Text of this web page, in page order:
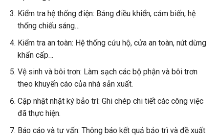
Kiểm tra hệ thống điện: Bảng điều khiển, cảm biến, hệ
thống chiếu sáng…
Kiểm tra an toàn: Hệ thống cứu hộ, cửa an toàn, nút dừng
khẩn cấp…
Vệ sinh và bôi trơn: Làm sạch các bộ phận và bôi trơn
theo khuyến cáo của nhà sản xuất.
Cập nhật nhật ký bảo trì: Ghi chép chi tiết các công việc
đã thực hiện.
Báo cáo và tư vấn: Thông báo kết quả bảo trì và đề xuất